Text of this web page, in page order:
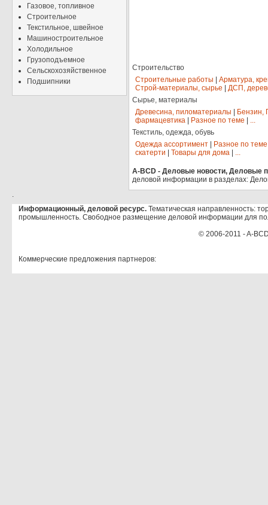
Газовое, топливное
Строительное
Текстильное, швейное
Машиностроительное
Холодильное
Грузоподъемное
Сельскохозяйственное
Подшипники
Строительство
Строительные работы
Арматура,
Строй-материалы, сырье
ДСП,
Сырье, материалы
Древесина, пиломатериалы
Бензин,
фармацевтика
Разное по теме
...
Текстиль, одежда, обувь
Одежда ассортимент
Разное по теме
скатерти
Товары для дома ...
A-BCD - Деловые новости, Деловые
деловой информации в разделах:
.
Информационный, деловой ресурс. Тематическая направленность:
промышленность. Свободное размещение деловой информации для
© 2006-2011 - A-
Коммерческие предложения партнеров: